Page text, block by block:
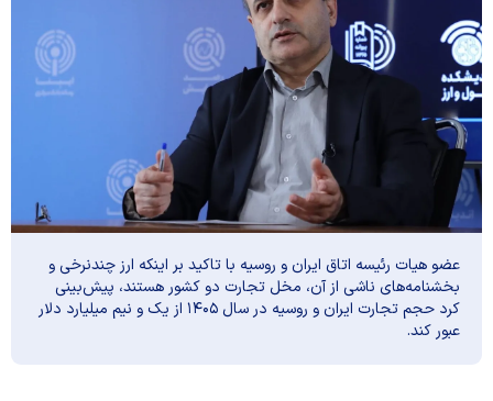
عضو هیات رئیسه اتاق ایران و روسیه با تاکید بر اینکه ارز چندنرخی و
بخشنامه‌های ناشی از آن، مخل تجارت دو کشور هستند، پیش‌بینی
کرد حجم تجارت ایران و روسیه در سال ۱۴۰۵ از یک و نیم میلیارد دلار
عبور کند.